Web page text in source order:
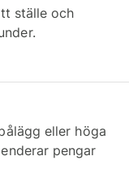
ställe och
eller höga
pengar